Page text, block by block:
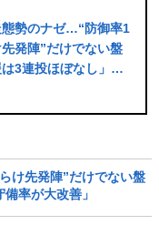
態勢のナゼ…“防御率1
発陣”だけでない盤
3連投ほぼなし」
け先発陣”だけでない盤
率が大改善」